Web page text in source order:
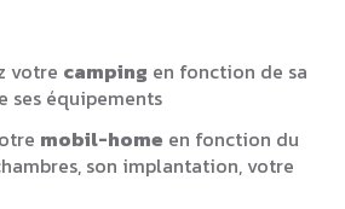
votre camping en fonction de sa
ses équipements
mobil-home en fonction du
son implantation, votre